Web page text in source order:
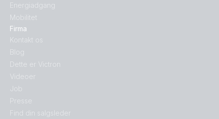
Energiadgang
Mobilitet
Firma
Kontakt os
Blog
Dette er Victron
Videoer
Job
Presse
Find din salgsleder